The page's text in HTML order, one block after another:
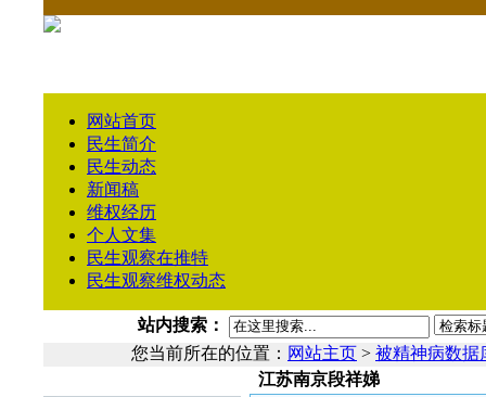
网站首页
民生简介
民生动态
新闻稿
维权经历
个人文集
民生观察在推特
民生观察维权动态
站内搜索：
您当前所在的位置： 网站主页 > 被精神病数据
江苏南京段祥娣